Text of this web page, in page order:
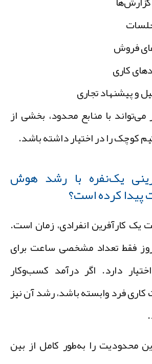
فروش
کاری
پیشنهاد تجاری
با منابع محدود، بخشی از
را در اختیار داشته باشد.
یک‌نفره با رشد هوش
کرده است؟
انفرادی، زمان است.
تعداد مشخصی ساعت برای
دارد. اگر درآمد کسب‌وکار
فرد وابسته باشد، رشد آن نیز
را به‌طور کامل از بین